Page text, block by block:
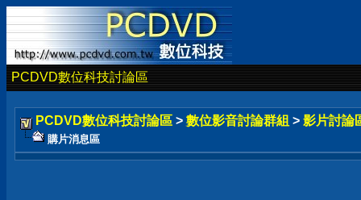
PCDVD數位科技討論區
PCDVD數位科技討論區 > 數位影音討論群組 > 影片討論
購片消息區